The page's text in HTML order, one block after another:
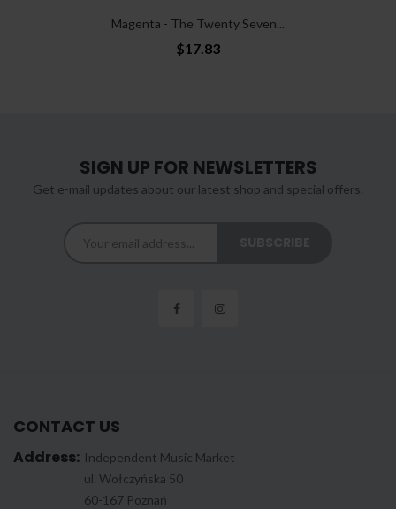
Magenta - The Twenty Seven...
$17.83
SIGN UP FOR NEWSLETTERS
Get e-mail updates about our latest shop and special offers.
CONTACT US
Address: Independent Music Market
ul. Wołczyńska 50
60-167 Poznań